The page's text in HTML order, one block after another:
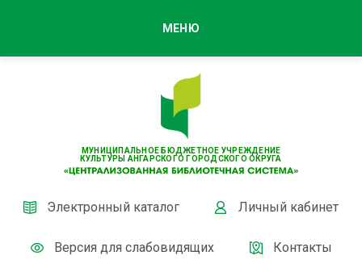
МУНИЦИПАЛЬНОЕ БЮДЖЕТНОЕ УЧРЕЖДЕНИЕ
КУЛЬТУРЫ АНГАРСКОГО ГОРОДСКОГО ОКРУГА
Электронный каталог Личный кабинет
Версия для слабовидящих Контакты
МЕНЮ